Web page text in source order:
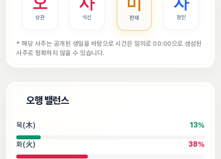
정인
편재
식신
상관
* 해당 사주는 공개된 생일을 바탕으로 시간은 임의로 00:00으로 생성된
사주로 정확하지 않을 수 있습니다.
오행 밸런스
목(木) 13%
화(火) 38%